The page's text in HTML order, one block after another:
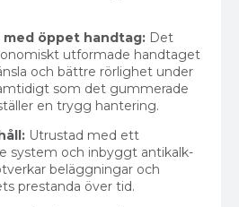
med öppet handtag: Det
utformade handtaget
och bättre rörlighet under
som det gummerade
en trygg hantering.
Utrustad med ett
system och inbyggt antikalk-
beläggningar och
prestanda över tid.